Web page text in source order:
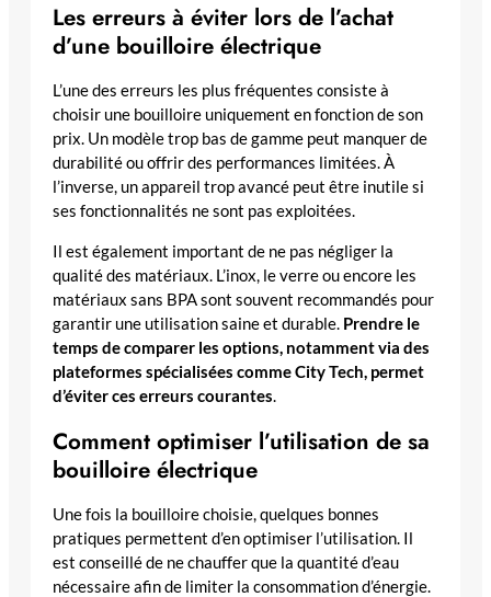
Les erreurs à éviter lors de l’achat
d’une bouilloire électrique
L’une des erreurs les plus fréquentes consiste à
choisir une bouilloire uniquement en fonction de son
prix. Un modèle trop bas de gamme peut manquer de
durabilité ou offrir des performances limitées. À
l’inverse, un appareil trop avancé peut être inutile si
ses fonctionnalités ne sont pas exploitées.
Il est également important de ne pas négliger la
qualité des matériaux. L’inox, le verre ou encore les
matériaux sans BPA sont souvent recommandés pour
garantir une utilisation saine et durable. Prendre le
temps de comparer les options, notamment via des
plateformes spécialisées comme City Tech, permet
d’éviter ces erreurs courantes.
Comment optimiser l’utilisation de sa
bouilloire électrique
Une fois la bouilloire choisie, quelques bonnes
pratiques permettent d’en optimiser l’utilisation. Il
est conseillé de ne chauffer que la quantité d’eau
nécessaire afin de limiter la consommation d’énergie.